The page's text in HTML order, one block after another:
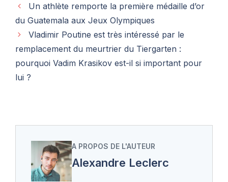
Un athlète remporte la première médaille d’or
du Guatemala aux Jeux Olympiques
Vladimir Poutine est très intéressé par le
remplacement du meurtrier du Tiergarten :
pourquoi Vadim Krasikov est-il si important pour
lui ?
A PROPOS DE L'AUTEUR
Alexandre Leclerc